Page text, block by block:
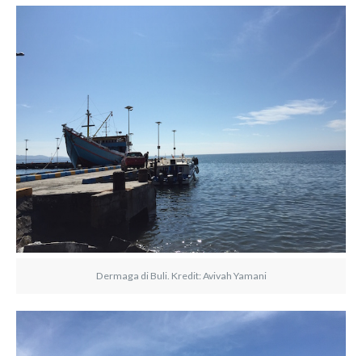
Dermaga di Buli. Kredit: Avivah Yamani